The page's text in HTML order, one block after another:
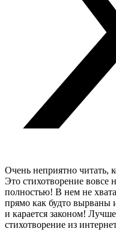
Очень неприятно читать,
Это стихотворение вовсе
полностью! В нем не
прямо как будто вырваны
и карается законом!
стихотворение из